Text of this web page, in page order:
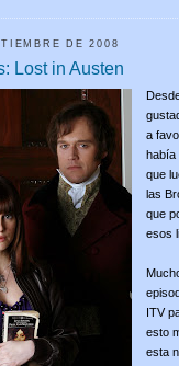
DE 2008
Lost in Austen
a
había
que
las
que
esos
ITV
esto
esta